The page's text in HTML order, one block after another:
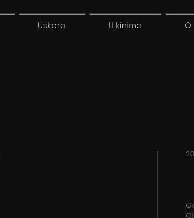
Uskoro U kinima